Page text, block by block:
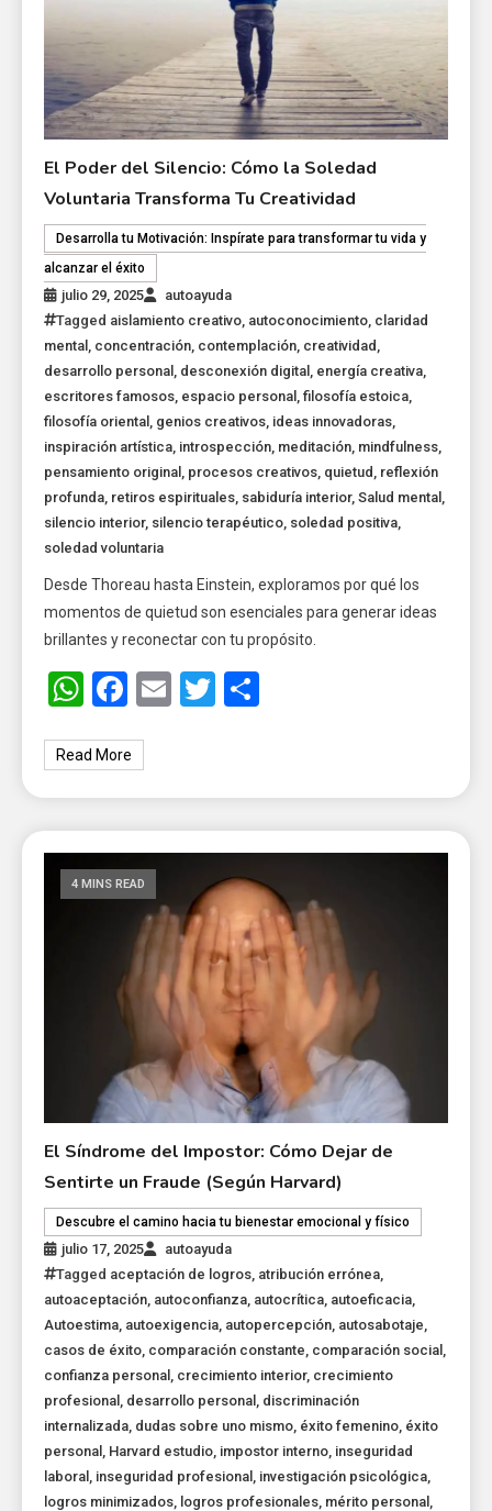
El Poder del Silencio: Cómo la Soledad
Voluntaria Transforma Tu Creatividad
Desarrolla tu Motivación: Inspírate para transformar tu vida y
alcanzar el éxito
julio 29, 2025
autoayuda
Tagged aislamiento creativo, autoconocimiento, claridad
mental , concentración, contemplación, creatividad ,
desarrollo personal , desconexión digital , energía creativa,
escritores famosos, espacio personal ,filosofía estoica,
filosofía oriental , genios creativos, ideas innovadoras,
inspiración artística, introspección, meditación, mindfulness,
pensamiento original , procesos creativos, quietud , reflexión
profunda, retiros espirituales, sabiduría interior,Salud mental ,
silencio interior, silencio terapéutico, soledad positiva,
soledad voluntaria
Desde Thoreau hasta Einstein, exploramos por qué los
momentos de quietud son esenciales para generar ideas
brillantes y reconectar con tu propósito.
WhatsApp
Facebook
EmailTwitter
Read More
4 MINS READ
El Síndrome del Impostor: Cómo Dejar de
Sentirte un Fraude (Según Harvard)
Descubre el camino hacia tu bienestar emocional y físico
julio 17, 2025
autoayuda
Tagged aceptación de logros atribución errónea
autoaceptación autoconfianza autocrítica autoeficacia
Autoestima autoexigencia autopercepción autosabotaje
casos de éxito comparación constante comparación social
confianza personal crecimiento interior, crecimiento
profesional desarrollo personal discriminación
internalizada dudas sobre uno mismo éxito femenino éxito
personal Harvard estudio impostor interno inseguridad
laboral inseguridad profesional investigación psicológica
logros minimizados logros profesionales mérito personal